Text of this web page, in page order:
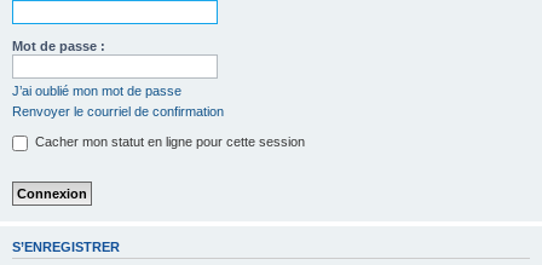
Mot de passe :
J’ai oublié mon mot de passe
Renvoyer le courriel de confirmation
Cacher mon statut en ligne pour cette session
S’ENREGISTRER